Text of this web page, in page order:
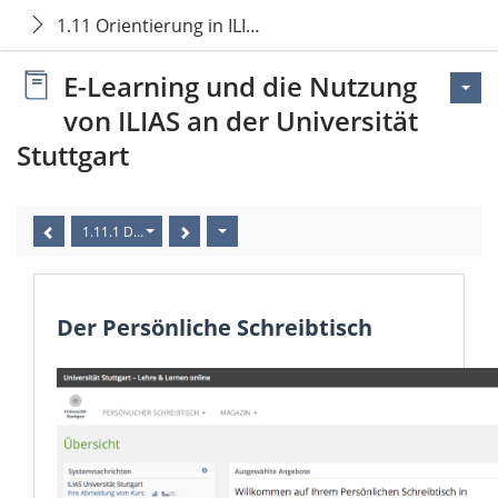
1.11 Orientierung in ILIAS
E-Learning und die Nutzung
von ILIAS an der Universität
Stuttgart
1.11.1 Der Persönliche Schreibtisch
Der Persönliche Schreibtisch